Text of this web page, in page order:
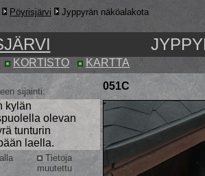
Pöyrisjärvi Jyppyrän näköalakota
KORTISTO KARTTA
sijainti:
051C
kylän
olevan
tunturin
laella.
Tietoja
muutettu